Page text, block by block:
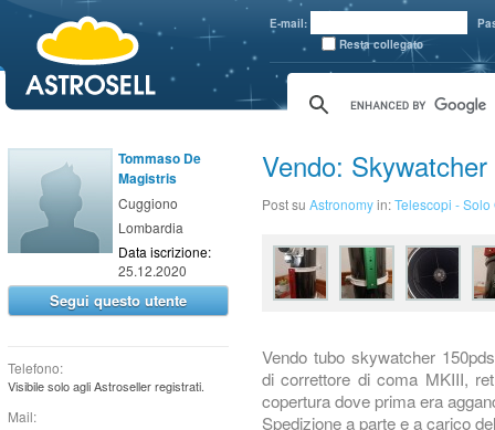
E-mail:
Resta collegato
Tommaso De
Magistris
Cuggiono
Lombardia
Data iscrizione:
25.12.2020
Segui questo utente
Telefono:
Visibile solo agli Astroseller registrati.
Mail:
Vendo:
Post su Astronomyin:Telescopi - Solo
Vendo tubo skywatcher
di correttore di coma MKIII,
copertura dove prima era
Spedizione a parte e a carico